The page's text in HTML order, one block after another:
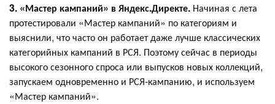
3. «Мастер кампаний» в Яндекс.Директе. Начиная с лета
протестировали «Мастер кампаний» по категориям и
выяснили, что часто он работает даже лучше классических
категорийных кампаний в РСЯ. Поэтому сейчас в периоды
высокого сезонного спроса или выпусков новых коллекций,
запускаем одновременно и РСЯ-кампанию, и используем
«Мастер кампаний».